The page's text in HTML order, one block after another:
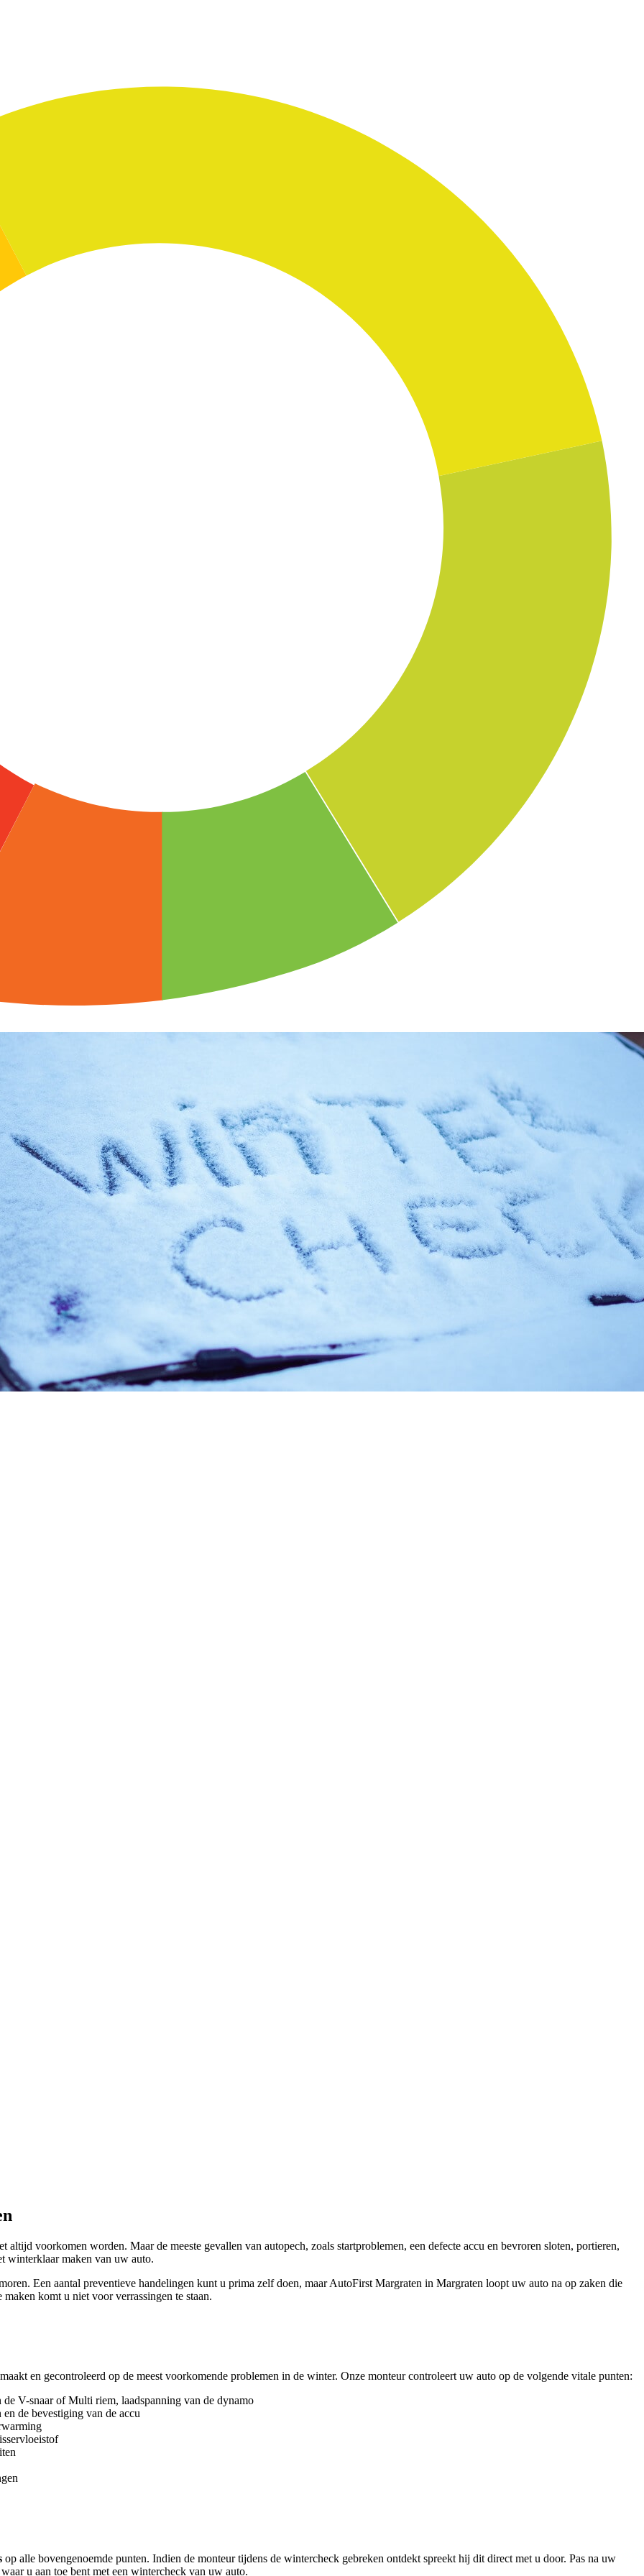
voorkomen worden. Maar de meeste gevallen van autopech, zoals startproblemen, een defecte accu en bevroren sloten, portieren,
winterklaar maken van uw auto.
Een aantal preventieve handelingen kunt u prima zelf doen, maar AutoFirst Margraten in Margraten loopt uw auto na op zaken die
komt u niet voor verrassingen te staan.
en gecontroleerd op de meest voorkomende problemen in de winter. Onze monteur controleert uw auto op de volgende vitale punten:
V-snaar of Multi riem, laadspanning van de dynamo
de bevestiging van de accu
op alle bovengenoemde punten. Indien de monteur tijdens de wintercheck gebreken ontdekt spreekt hij dit direct met u door. Pas na uw
u aan toe bent met een wintercheck van uw auto.